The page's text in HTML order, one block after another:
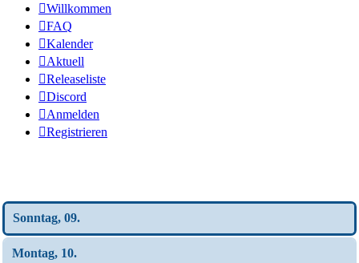
Willkommen
FAQ
Kalender
Aktuell
Releaseliste
Discord
Anmelden
Registrieren
Sonntag, 09.
Montag, 10.